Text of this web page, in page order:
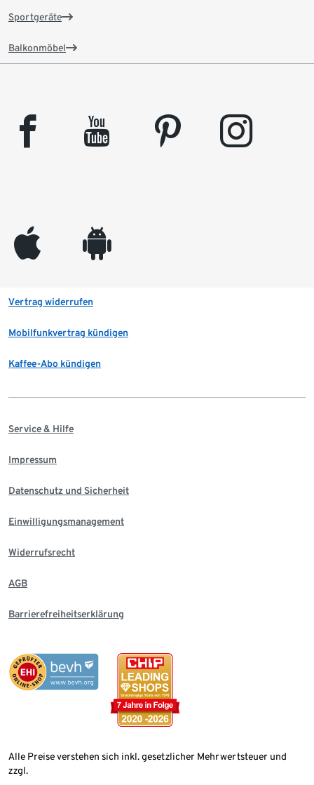
Sportgeräte
Balkonmöbel
facebook youtube pinterest instagram
appleinc android
Vertrag widerrufen
Mobilfunkvertrag kündigen
Kaffee-Abo kündigen
Service & Hilfe
Impressum
Datenschutz und Sicherheit
Einwilligungsmanagement
Widerrufsrecht
AGB
Barrierefreiheitserklärung
Alle Preise verstehen sich inkl. gesetzlicher Mehrwertsteuer und
zzgl.